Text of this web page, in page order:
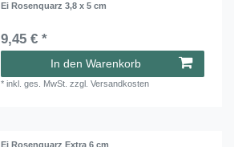
Ei Rosenquarz 3,8 x 5 cm
9,45 € *
In den Warenkorb
*inkl. ges. MwSt. zzgl.Versandkosten
Ei Rosenquarz Extra 6 cm